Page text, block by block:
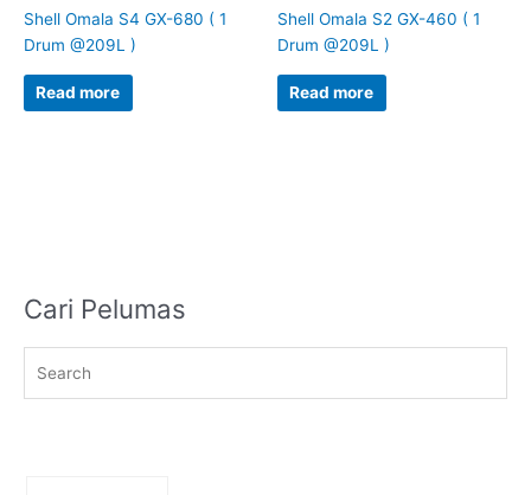
Shell Omala S4 GX-680 ( 1
Drum @209L )
Read more
Shell Omala S2 GX-460 ( 1
Drum @209L )
Read more
Cari Pelumas